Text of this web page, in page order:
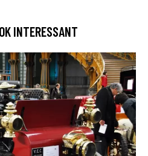
INTERESSANT